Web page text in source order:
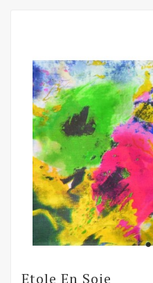
Etole En Soie